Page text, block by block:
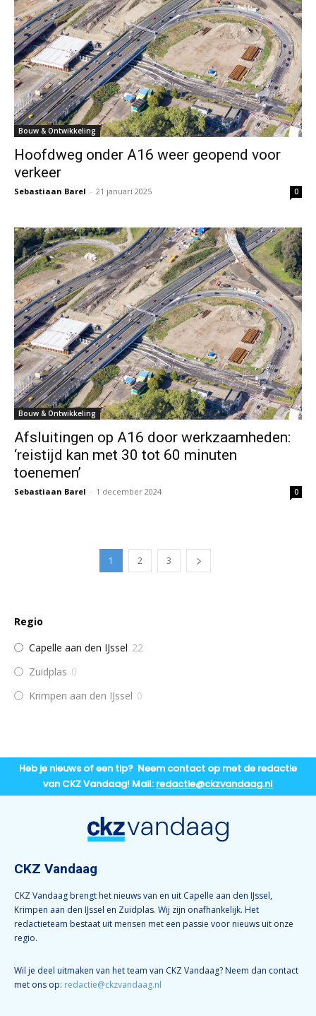
Bouw & Ontwikkeling
Hoofdweg onder A16 weer geopend voor
verkeer
Sebastiaan Barel - 21 januari 2025 0
Bouw & Ontwikkeling
Afsluitingen op A16 door werkzaamheden:
‘reistijd kan met 30 tot 60 minuten
toenemen’
Sebastiaan Barel - 1 december 2024 0
1 2 3
Regio
Capelle aan den IJssel 22
Zuidplas 0
Krimpen aan den IJssel 0
Heb je nieuws of een tip? Neem contact op met de redactie
van CKZ Vandaag! Mail: redactie@ckzvandaag.nl
CKZ Vandaag
CKZ Vandaag brengt het nieuws van en uit Capelle aan den IJssel,
Krimpen aan den IJssel en Zuidplas. Wij zijn onafhankelijk. Het
redactieteam bestaat uit mensen met een passie voor nieuws uit onze
regio.
Wil je deel uitmaken van het team van CKZ Vandaag? Neem dan contact
met ons op: redactie@ckzvandaag.nl